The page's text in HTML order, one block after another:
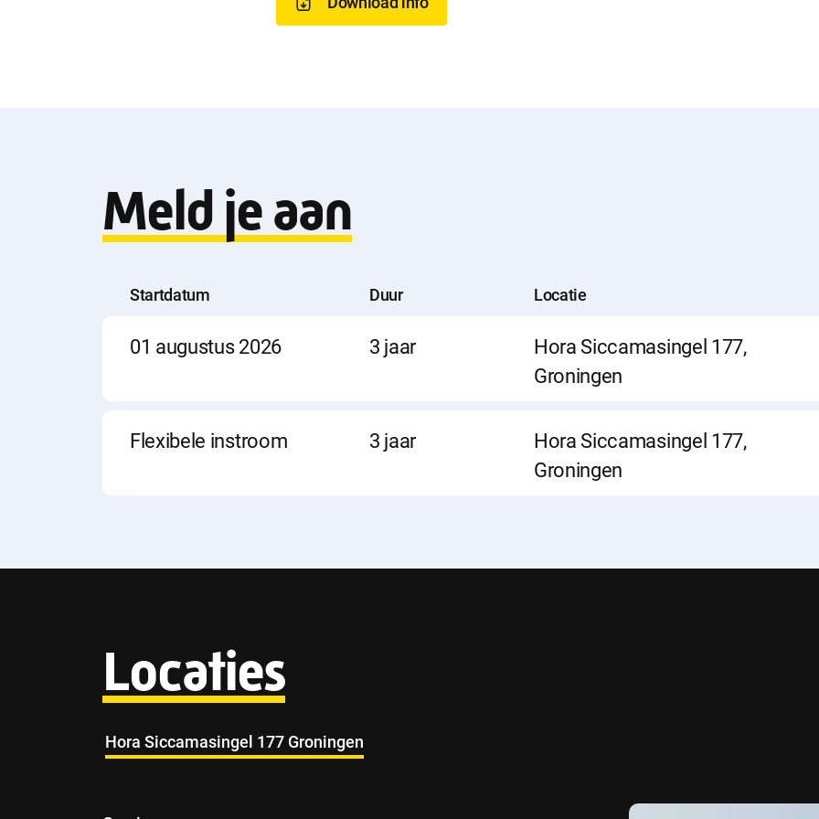
l
o
d
i
Meld je aan
Startdatum Duur Locatie
Startdatum
01 augustus 2026
Duur 3 jaar
Locatie
Hora Siccamasingel 177,
Groningen
Startdatum
Flexibele instroom
Duur 3 jaar
Locatie
Hora Siccamasingel 177,
Groningen
Locaties
Hora Siccamasingel 177 Groningen